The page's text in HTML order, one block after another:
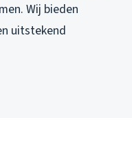
Wij bieden
uitstekend